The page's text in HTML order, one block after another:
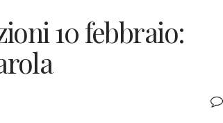
10 febbraio: